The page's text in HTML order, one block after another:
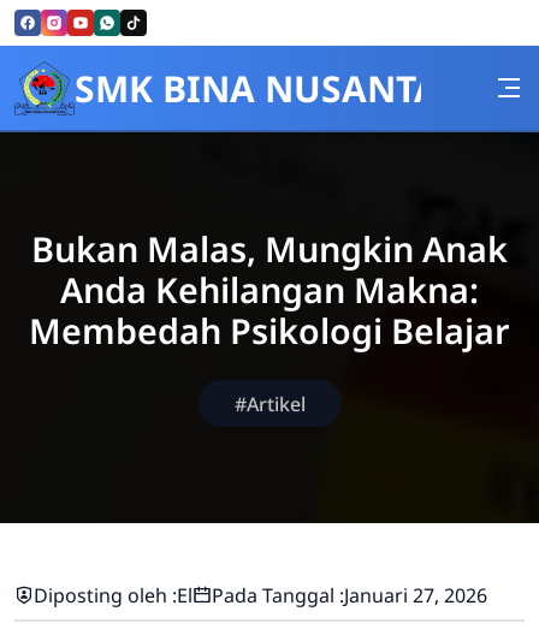
Skip to Content
SMK BINA NUSANTARA
Bukan Malas, Mungkin Anak
Anda Kehilangan Makna:
Membedah Psikologi Belajar
#Artikel
Diposting oleh :El Pada Tanggal :Januari 27, 2026